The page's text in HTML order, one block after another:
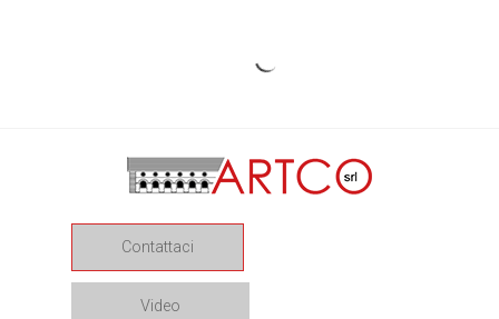
Contattaci
Video